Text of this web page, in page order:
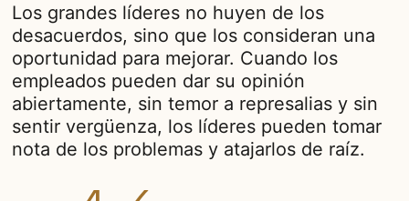
Los grandes líderes no huyen de los
desacuerdos, sino que los consideran una
oportunidad para mejorar. Cuando los
empleados pueden dar su opinión
abiertamente, sin temor a represalias y sin
sentir vergüenza, los líderes pueden tomar
nota de los problemas y atajarlos de raíz.